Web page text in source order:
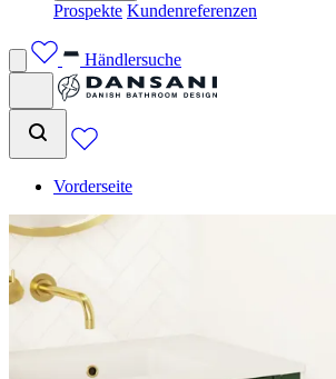
Prospekte Kundenreferenzen
Händlersuche
Vorderseite